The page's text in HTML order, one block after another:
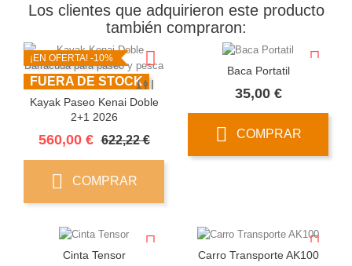
Los clientes que adquirieron este producto
también compraron:
¡EN OFERTA! -10%
FUERA DE STOCK
Kayak Paseo Kenai Doble
2+1 2026
560,00 € Precio
622,22 €Precio
COMPRAR
Baca Portatil
35,00 €Precio
COMPRAR
Cinta Tensor Carro Transporte AK100